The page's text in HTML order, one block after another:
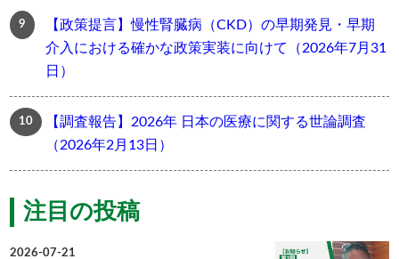
【政策提言】慢性腎臓病（CKD）の早期発見・早期
介入における確かな政策実装に向けて（2026年7月31
日）
【調査報告】2026年 日本の医療に関する世論調査
（2026年2月13日）
注目の投稿
2026-07-21